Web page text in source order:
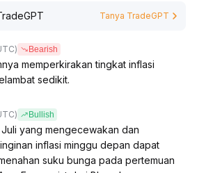
Tanya TradeGPT
Bearish
memperkirakan tingkat inflasi
sedikit.
Bullish
yang mengecewakan dan
inflasi minggu depan dapat
suku bunga pada pertemuan